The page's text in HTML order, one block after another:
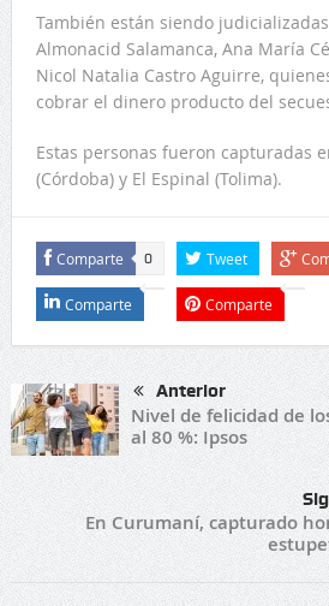
También están siendo
Almonacid Salamanca, Ana María
Nicol Natalia Castro Aguirre,
cobrar el dinero producto del
Estas personas fueron capturadas
(Córdoba) y El Espinal (Tolima).
Comparte 0 Tweet
Comparte Comparte
Anterior
Nivel de felicidad de
al 80 %: Ipsos
En Curumaní, capturado